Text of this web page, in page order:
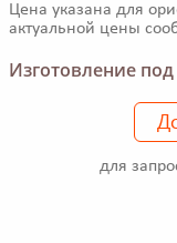
Цена указана для
актуальной цены
Изготовление под
для